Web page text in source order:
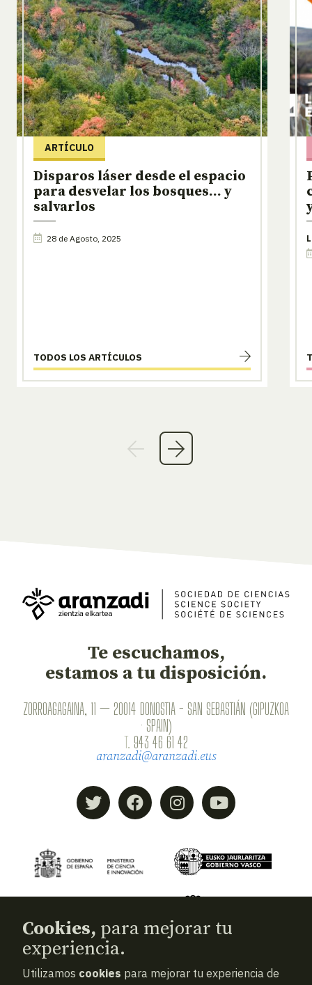
ARTÍCULO
Disparos láser desde el espacio
para desvelar los bosques… y
salvarlos
28 de Agosto, 2025
TODOS LOS ARTÍCULOS
Te escuchamos,
estamos a tu disposición.
ZORROAGAGAINA, 11 — 20014 DONOSTIA - SAN SEBASTIÁN (GIPUZKOA
· SPAIN)
T. 943 46 61 42
aranzadi@aranzadi.eus
Cookies, para mejorar tu
experiencia.
Utilizamos cookies para mejorar tu experiencia de